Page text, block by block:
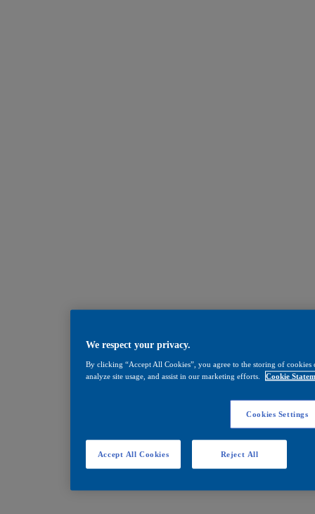
We respect your privacy.
By clicking “Accept All Cookies”, you agree to the storing of
analyze site usage, and assist in our marketing efforts.
Cookie
Cookies Settings
Reject All
Accept All Cookies